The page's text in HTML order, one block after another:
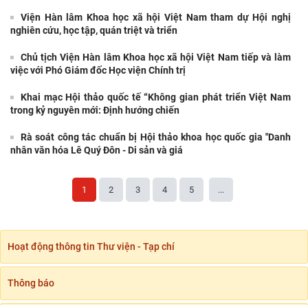
Viện Hàn lâm Khoa học xã hội Việt Nam tham dự Hội nghị
nghiên cứu, học tập, quán triệt và triển
Chủ tịch Viện Hàn lâm Khoa học xã hội Việt Nam tiếp và làm
việc với Phó Giám đốc Học viện Chính trị
Khai mạc Hội thảo quốc tế “Không gian phát triển Việt Nam
trong kỷ nguyên mới: Định hướng chiến
Rà soát công tác chuẩn bị Hội thảo khoa học quốc gia "Danh
nhân văn hóa Lê Quý Đôn - Di sản và giá
1 2 3 4 5 ...
Hoạt động thông tin Thư viện - Tạp chí
Thông báo